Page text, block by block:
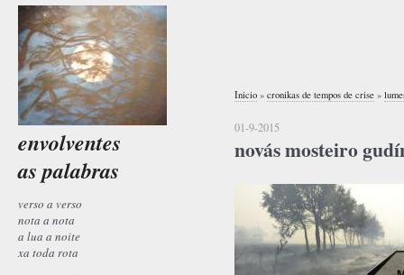
envolventes
as palabras
verso a verso
nota a nota
a lua a noite
xa toda rota
Inicio » cronikas de tempos de crise »
01-9-2015
novás mosteiro